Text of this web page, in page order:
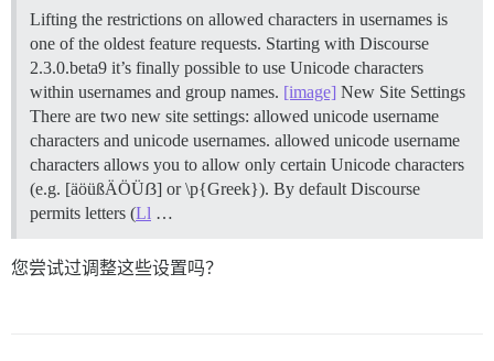
Lifting the restrictions on allowed characters in usernames is
one of the oldest feature requests. Starting with Discourse
2.3.0.beta9 it’s finally possible to use Unicode characters
within usernames and group names. [image] New Site Settings
There are two new site settings: allowed unicode username
characters and unicode usernames. allowed unicode username
characters allows you to allow only certain Unicode characters
(e.g. [äöüßÄÖÜẞ] or \p{Greek}). By default Discourse
permits letters (Ll …
您尝试过调整这些设置吗？